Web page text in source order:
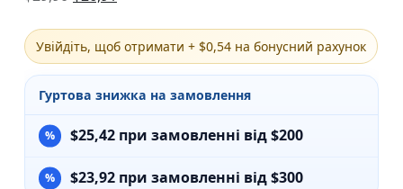
Увійдіть, щоб отримати + $0,54 на бонусний рахунок
Гуртова знижка на замовлення
$25,42 при замовленні від $200
$23,92 при замовленні від $300